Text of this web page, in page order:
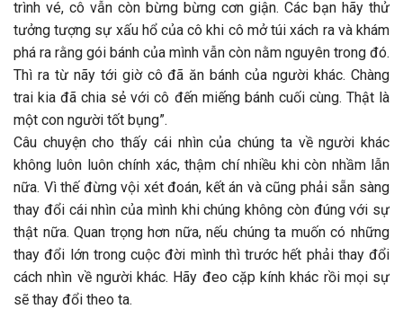
trình vé, cô vẫn còn bừng bừng cơn giận. Các bạn hãy thử
tưởng tượng sự xấu hổ của cô khi cô mở túi xách ra và khám
phá ra rằng gói bánh của mình vẫn còn nằm nguyên trong đó.
Thì ra từ nãy tới giờ cô đã ăn bánh của người khác. Chàng
trai kia đã chia sẻ với cô đến miếng bánh cuối cùng. Thật là
một con người tốt bụng”.
Câu chuyện cho thấy cái nhìn của chúng ta về người khác
không luôn luôn chính xác, thậm chí nhiều khi còn nhầm lẫn
nữa. Vì thế đừng vội xét đoán, kết án và cũng phải sẵn sàng
thay đổi cái nhìn của mình khi chúng không còn đúng với sự
thật nữa. Quan trọng hơn nữa, nếu chúng ta muốn có những
thay đổi lớn trong cuộc đời mình thì trước hết phải thay đổi
cách nhìn về người khác. Hãy đeo cặp kính khác rồi mọi sự
sẽ thay đổi theo ta.